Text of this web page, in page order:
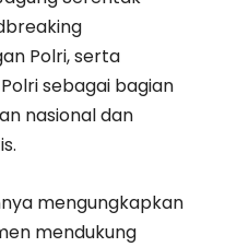
Polri, serta
sebagai bagian
nasional dan
mengungkapkan
mendukung